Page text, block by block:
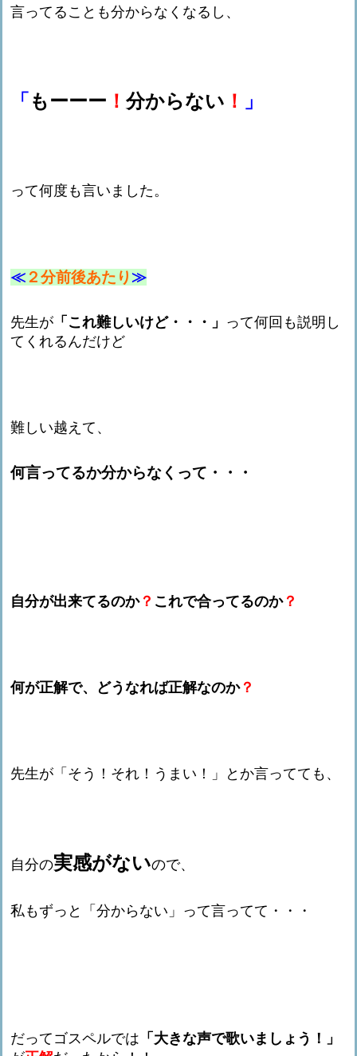
言ってることも分からなくなるし、
「もーーー ！ 分からない ！ 」
って何度も言いました。
≪２分前後あたり ≫
先生が 「これ難しいけど・・・」 って何回も説明し
てくれるんだけど
難しい越えて、
何言ってるか分からなくって・・・
自分が出来てるのか？ これで合ってるのか？
何が正解で、どうなれば正解なのか？
先生が「そう！それ！うまい！」とか言ってても、
自分の実感がないので、
私もずっと 「分からない」って言ってて・・・
だってゴスペルでは 「大きな声で歌いましょう！」